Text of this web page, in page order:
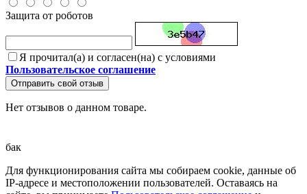
Защита от роботов
Я прочитал(а) и согласен(на) с условиями
Пользовательское соглашение
Отправить свой отзыв
Нет отзывов о данном товаре.
бак
Для функционирования сайта мы собираем cookie, данные об
IP-адресе и местоположении пользователей. Оставаясь на